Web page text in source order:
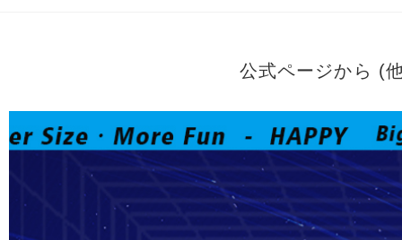
公式ページから (